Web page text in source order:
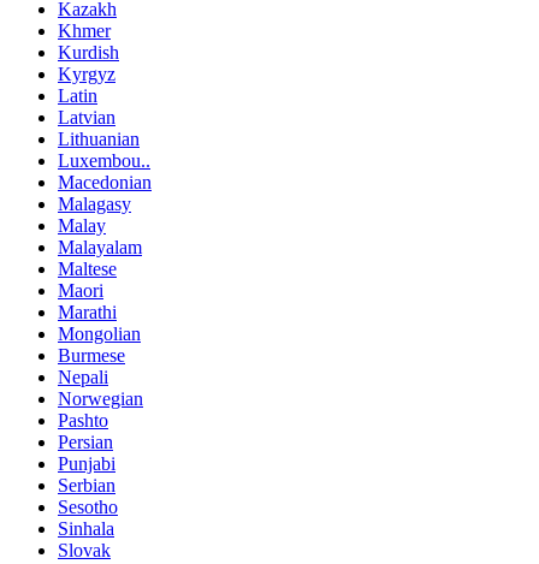
Kazakh
Khmer
Kurdish
Kyrgyz
Latin
Latvian
Lithuanian
Luxembou..
Macedonian
Malagasy
Malay
Malayalam
Maltese
Maori
Marathi
Mongolian
Burmese
Nepali
Norwegian
Pashto
Persian
Punjabi
Serbian
Sesotho
Sinhala
Slovak